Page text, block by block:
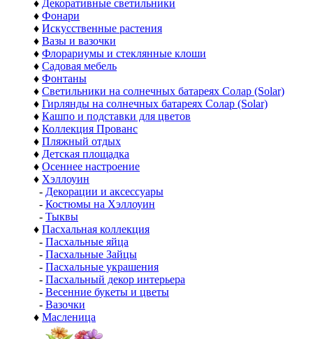
♦ Декоративные светильники
♦ Фонари
♦ Искусственные растения
♦ Вазы и вазочки
♦ Флорариумы и стеклянные клоши
♦ Садовая мебель
♦ Фонтаны
♦ Светильники на солнечных батареях Солар (Solar)
♦ Гирлянды на солнечных батареях Солар (Solar)
♦ Кашпо и подставки для цветов
♦ Коллекция Прованс
♦ Пляжный отдых
♦ Детская площадка
♦ Осеннее настроение
♦ Хэллоуин
- Декорации и аксессуары
- Костюмы на Хэллоуин
- Тыквы
♦ Пасхальная коллекция
- Пасхальные яйца
- Пасхальные Зайцы
- Пасхальные украшения
- Пасхальный декор интерьера
- Весенние букеты и цветы
- Вазочки
♦ Масленица